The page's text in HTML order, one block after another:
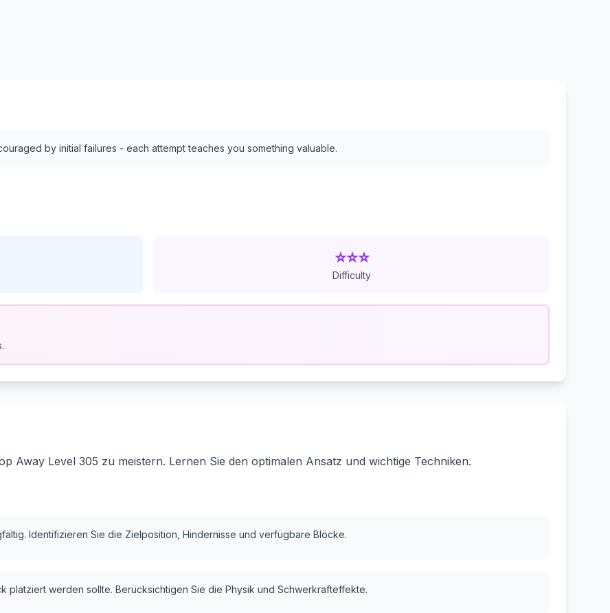
by initial failures - each attempt teaches you something valuable.
⭐⭐⭐
Difficulty
Away Level 305 zu meistern. Lernen Sie den optimalen Ansatz und wichtige Techniken.
Identifizieren Sie die Zielposition, Hindernisse und verfügbare Blöcke.
platziert werden sollte. Berücksichtigen Sie die Physik und Schwerkrafteffekte.